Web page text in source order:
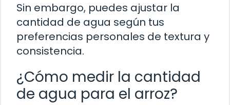
Sin embargo, puedes ajustar la
cantidad de agua según tus
preferencias personales de textura y
consistencia.
¿Cómo medir la cantidad
de agua para el arroz?